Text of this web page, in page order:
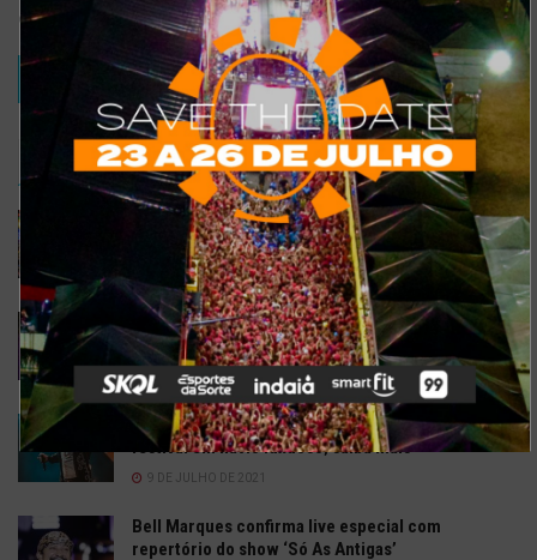
comentar.
TRENDING COMMENTS RECENTES
Confira a programação completa do São João de
Maracanaú 2022
19 DE JULHO DE 2022
Confira 5 restaurantes temáticos em Fortaleza
para visitar neste feriado
6 DE SETEMBRO DE 2021
Gusttavo Lima inicia venda de ingressos para
festival em navio luxuoso; saiba mais
9 DE JULHO DE 2021
Bell Marques confirma live especial com
repertório do show ‘Só As Antigas’